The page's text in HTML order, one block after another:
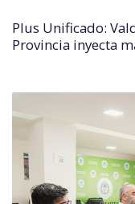
Plus Unificado:
Provincia inyecta